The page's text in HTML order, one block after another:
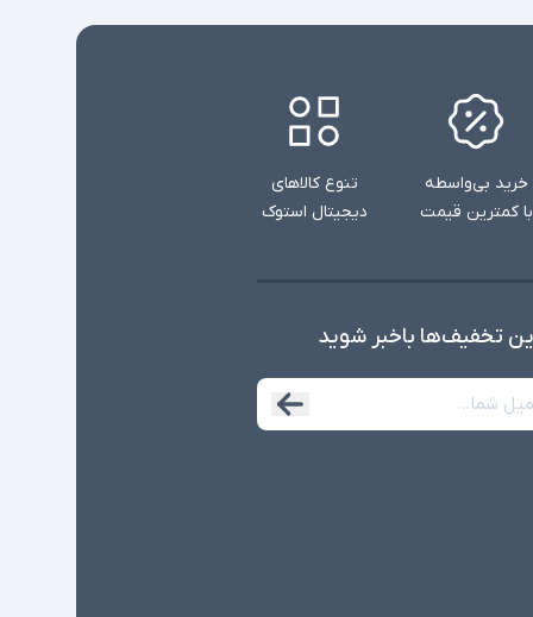
خرید بی‌واسطه
با کمترین قیمت
تنوع کالاهای
دیجیتال استوک
تخفیف‌ها با‌خبر شوید